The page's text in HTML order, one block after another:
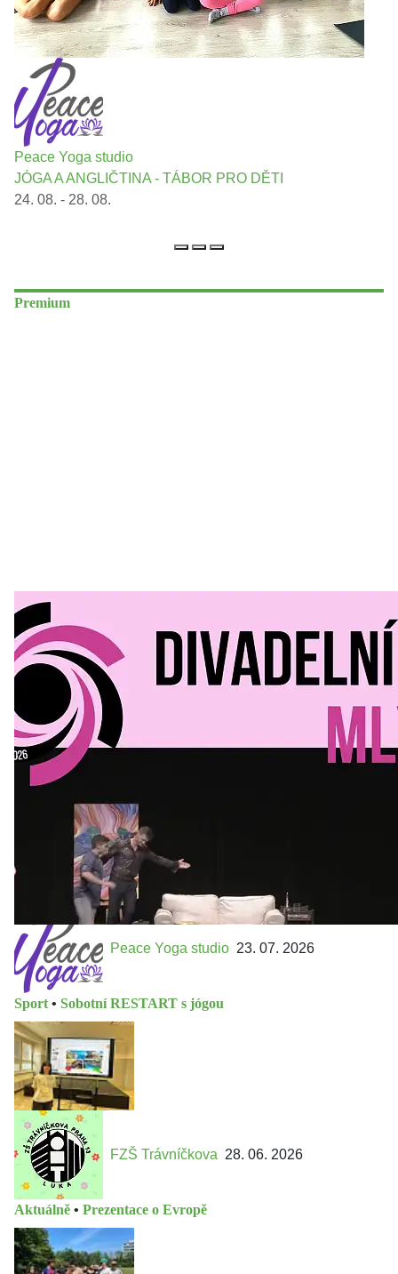
Peace Yoga studio
JÓGA A ANGLIČTINA - TÁBOR PRO DĚTI
24. 08. - 28. 08.
Premium
Divadelní Mlýn 30. 07. 2026
Kultura a volný čas
Divadelní mlýn. 15. až 18. října KD
MLEJN. Vstupenky již v prodeji.
Přijďte na přátelský festival divadla a inspirace 15. až 18.
října 2026 Vstupenky již v prodeji na GOOUT -
https://divadelnimlyn.cz/vstupenky Představ si čtyři dny
Peace Yoga studio 23. 07. 2026
Sport • Sobotní RESTART s jógou
FZŠ Trávníčkova 28. 06. 2026
Aktuálně • Prezentace o Evropě